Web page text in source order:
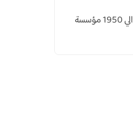
التعليم الرقمي.. تجهيز حوالي 1950 مؤسسة